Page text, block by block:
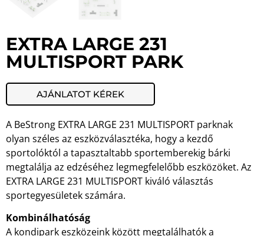
EXTRA LARGE 231
MULTISPORT PARK
AJÁNLATOT KÉREK
A BeStrong EXTRA LARGE 231 MULTISPORT parknak
olyan széles az eszközválasztéka, hogy a kezdő
sportolóktól a tapasztaltabb sportemberekig bárki
megtalálja az edzéséhez legmegfelelőbb eszközöket. Az
EXTRA LARGE 231 MULTISPORT kiváló választás
sportegyesületek számára.
Kombinálhatóság
A kondipark eszközeink között megtalálhatók a